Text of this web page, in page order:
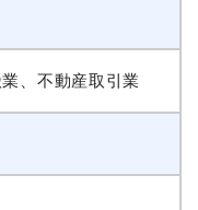
、不動産取引業